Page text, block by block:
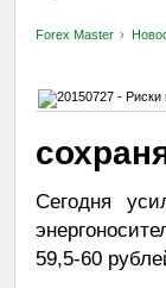
Forex Master
Сегодня
59,5-60